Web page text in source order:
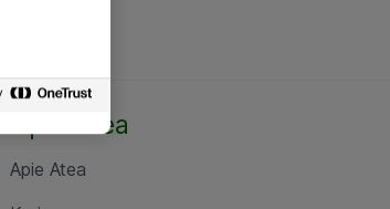
Apie Atea
Apie Atea